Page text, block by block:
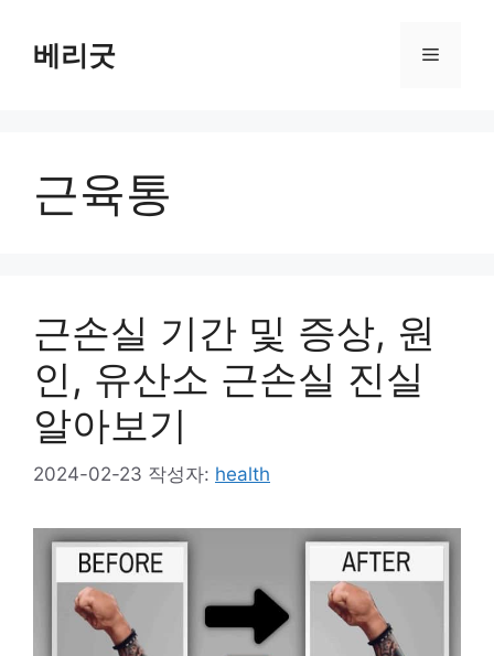
베리굿 메
근육통
근손실 기간 및 증상, 원
인, 유산소 근손실 진실
알아보기
2024-02-23 작성자: health